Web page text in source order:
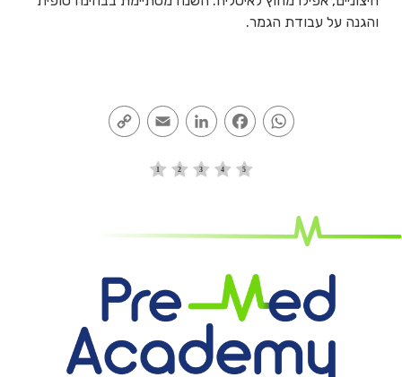
והגנה על עבודת הגמר.
WhatsApp
Facebook
LinkedIn
Email